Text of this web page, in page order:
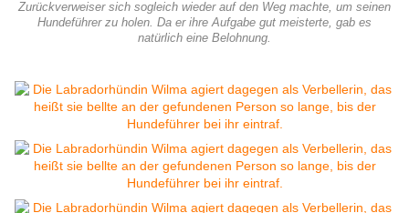
Zurückverweiser sich sogleich wieder auf den Weg machte, um seinen
Hundeführer zu holen. Da er ihre Aufgabe gut meisterte, gab es
natürlich eine Belohnung.